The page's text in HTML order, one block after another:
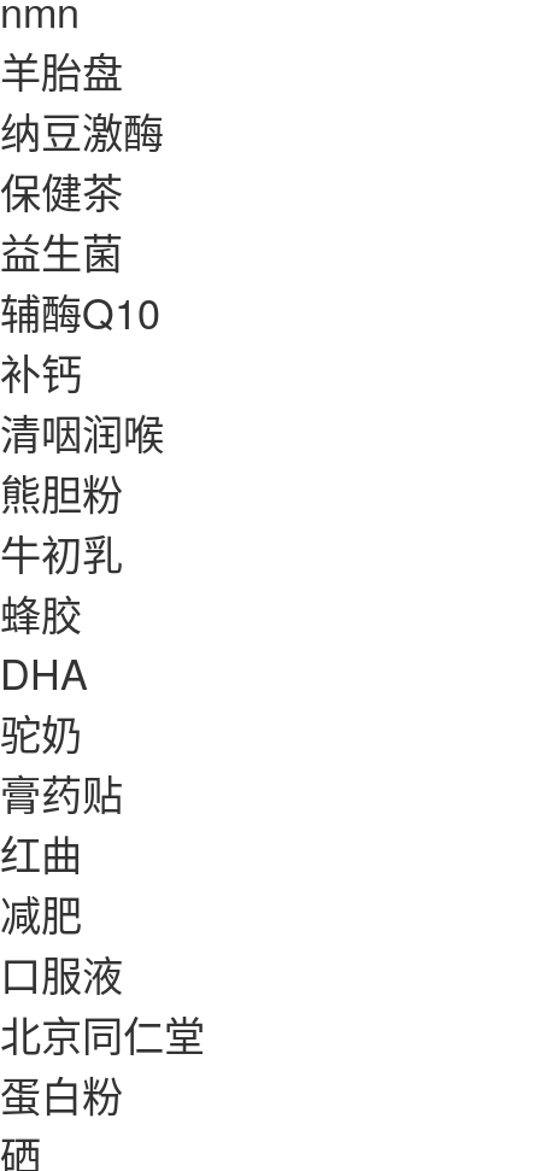
羊胎盘
纳豆激酶
保健茶
益生菌
辅酶Q10
补钙
清咽润喉
熊胆粉
牛初乳
蜂胶
DHA
驼奶
膏药贴
红曲
减肥
口服液
北京同仁堂
蛋白粉
硒